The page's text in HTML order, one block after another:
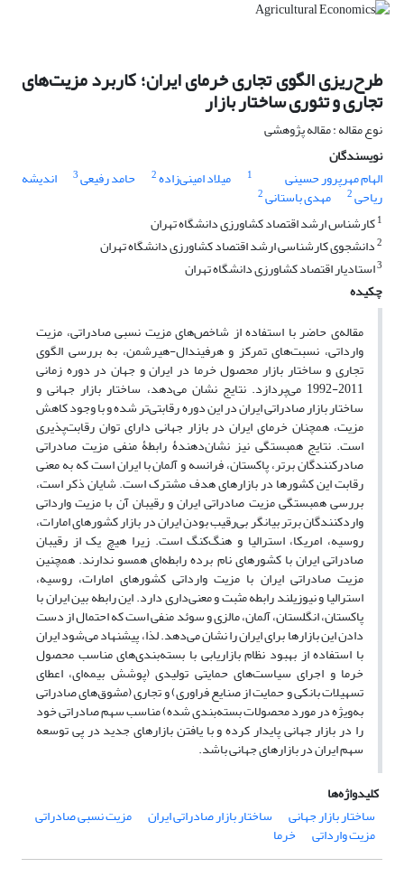
طرح‌ریزی الگوی تجاری خرمای ایران؛ کاربرد مزیت‌های
تجاری و تئوری ساختار بازار
نوع مقاله : مقاله پژوهشی
نویسندگان
الهام مهرپرور حسینی
1 میلاد امینی‌زاده2 حامد رفیعی3 اندیشه
ریاحی2 مهدی باستانی2
1کارشناس ارشد اقتصاد کشاورزی دانشگاه تهران
2دانشجوی کارشناسی ارشد اقتصاد کشاورزی دانشگاه تهران
3استادیار اقتصاد کشاورزی دانشگاه تهران
چکیده
مقاله‌ی حاضر با استفاده از شاخص‌های مزیت نسبی صادراتی، مزیت
وارداتی، نسبت‌های تمرکز و هرفیندال-هیرشمن، به بررسی الگوی
تجاری و ساختار بازار محصول خرما در ایران و جهان در دوره زمانی
2011-1992 می‌پردازد. نتایج نشان می‌دهد، ساختار بازار جهانی و
ساختار بازار صادراتی ایران در این دوره رقابتی‌تر شده و با وجود کاهش
مزیت، همچنان خرمای ایران در بازار جهانی دارای توان رقابت‌پذیری
است. نتایج همبستگی نیز نشان‌دهندۀ رابطۀ منفی مزیت صادراتی
صادرکنندگان برتر، پاکستان، فرانسه و آلمان با ایران است که به معنی
رقابت این کشورها در بازارهای هدف مشترک است. شایان ذکر است،
بررسی همبستگی مزیت صادراتی ایران و رقیبان آن با مزیت وارداتی
واردکنندگان برتر بیانگر بی‌رقیب بودن ایران در بازار کشورهای امارات،
روسیه، امریکا، استرالیا و هنگ‌کنگ است. زیرا هیچ یک از رقیبان
صادراتی ایران با کشورهای نام برده رابطه‌ای همسو ندارند. همچنین
مزیت صادراتی ایران با مزیت وارداتی کشورهای امارات، روسیه،
استرالیا و نیوزیلند رابطه مثبت و معنی‌داری دارد. این رابطه بین ایران با
پاکستان، انگلستان، آلمان، مالزی و سوئد منفی است که احتمال از دست
دادن این بازارها برای ایران را نشان می‌دهد. لذا، پیشنهاد می‌شود ایران
با استفاده از بهبود نظام بازاریابی با بسته‌بندی‌های مناسب محصول
خرما و اجرای سیاست‌های حمایتی تولیدی (پوشش بیمه‌ای، اعطای
تسهیلات بانکی و حمایت از صنایع فراوری) و تجاری (مشوق‌های صادراتی
به‌ویژه در مورد محصولات بسته‌بندی شده) مناسب سهم صادراتی خود
را در بازار جهانی پایدار کرده و با یافتن بازارهای جدید در پی توسعه
سهم ایران در بازارهای جهانی باشد.
کلیدواژه‌ها
ساختار بازار جهانی
ساختار بازار صادراتی ایران مزیت نسبی صادراتی
مزیت وارداتی خرما